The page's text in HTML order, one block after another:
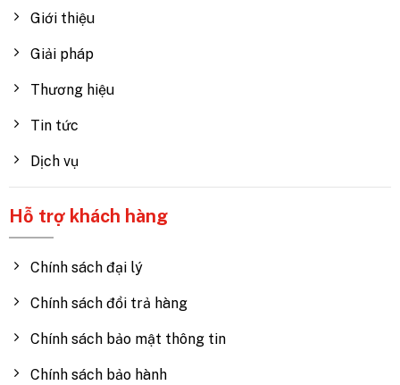
Giới thiệu
Giải pháp
Thương hiệu
Tin tức
Dịch vụ
Hỗ trợ khách hàng
Chính sách đại lý
Chính sách đổi trả hàng
Chính sách bảo mật thông tin
Chính sách bảo hành